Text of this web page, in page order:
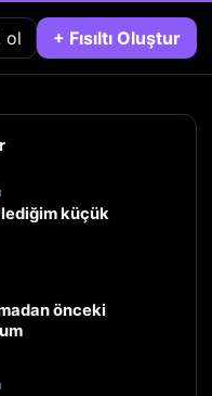
ol + Fısıltı Oluştur
küçük
önceki